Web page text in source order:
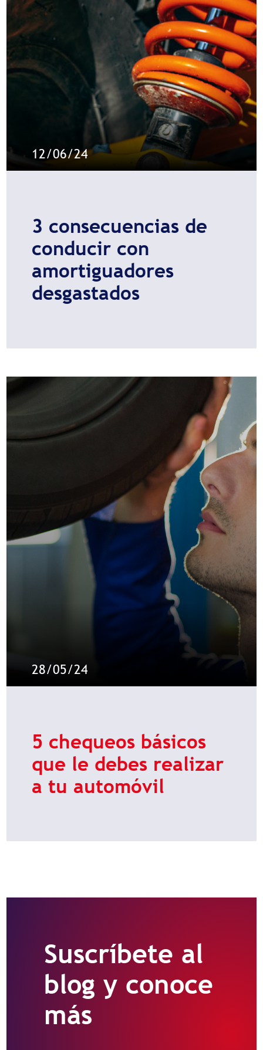
12/06/24
3 consecuencias de
conducir con
amortiguadores
desgastados
28/05/24
5 chequeos básicos
que le debes realizar
a tu automóvil
Suscríbete al
blog y conoce
más